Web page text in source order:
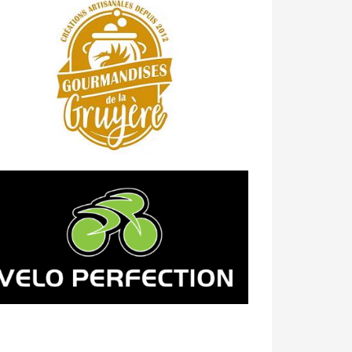
23/04 - Classement Route -
- Moléson (TdC #3)
14/04 -Photos -Les photos du 5e GP
de Semsales
14/04 -Classement Route -
Semsales (TdC #2)